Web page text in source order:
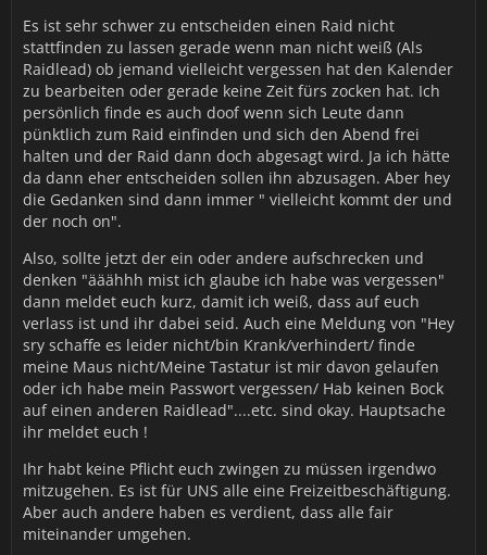
Es ist sehr schwer zu entscheiden einen Raid nicht
stattfinden zu lassen gerade wenn man nicht weiß (Als
Raidlead) ob jemand vielleicht vergessen hat den Kalender
zu bearbeiten oder gerade keine Zeit fürs zocken hat. Ich
persönlich finde es auch doof wenn sich Leute dann
pünktlich zum Raid einfinden und sich den Abend frei
halten und der Raid dann doch abgesagt wird. Ja ich hätte
da dann eher entscheiden sollen ihn abzusagen. Aber hey
die Gedanken sind dann immer " vielleicht kommt der und
der noch on".
Also, sollte jetzt der ein oder andere aufschrecken und
denken "ääähhh mist ich glaube ich habe was vergessen"
dann meldet euch kurz, damit ich weiß, dass auf euch
verlass ist und ihr dabei seid. Auch eine Meldung von "Hey
sry schaffe es leider nicht/bin Krank/verhindert/ finde
meine Maus nicht/Meine Tastatur ist mir davon gelaufen
oder ich habe mein Passwort vergessen/ Hab keinen Bock
auf einen anderen Raidlead"....etc. sind okay. Hauptsache
ihr meldet euch !
Ihr habt keine Pflicht euch zwingen zu müssen irgendwo
mitzugehen. Es ist für UNS alle eine Freizeitbeschäftigung.
Aber auch andere haben es verdient, dass alle fair
miteinander umgehen.